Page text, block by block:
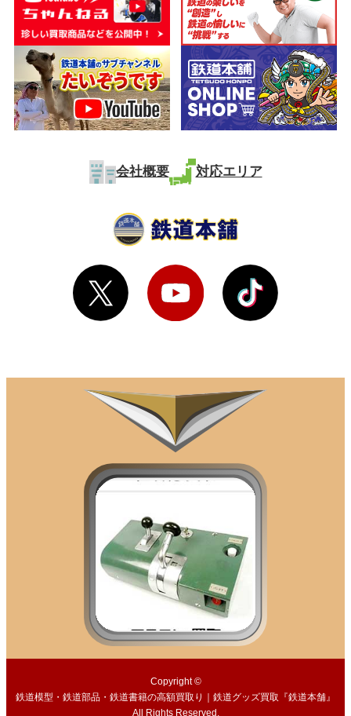
会社概要 対応エリア
Copyright ©
鉄道模型・鉄道部品・鉄道書籍の高額買取り｜鉄道グッズ買取『鉄道本舗』
All Rights Reserved.